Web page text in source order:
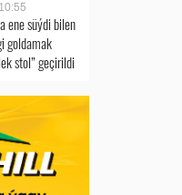
ene süýdi bilen
goldamak
stol” geçirildi